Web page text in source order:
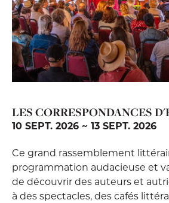
LES CORRESPONDANCES
10 SEPT. 2026 ~ 13 SEPT. 2026
Ce grand rassemblement
programmation audacieuse et
de découvrir des auteurs et
à des spectacles, des cafés